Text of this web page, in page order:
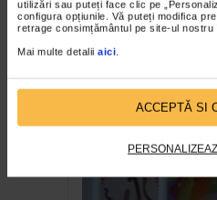
utilizări sau puteți face clic pe
configura opțiunile. Vă puteți modifica
retrage consimțământul pe site-ul nostru
Mai multe detalii aici
ACCEPTĂ SI
158 vizualizari
RECOMANDĂRI